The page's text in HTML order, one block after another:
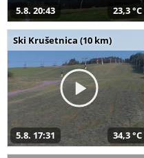
5.8. 20:43 23,3 °C
Ski Krušetnica (10 km)
5.8. 17:31 34,3 °C